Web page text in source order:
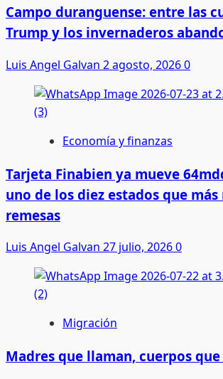
Campo duranguense: entre las
Trump y los invernaderos
Luis Angel Galvan 2 agosto, 20260
Economía y finanzas
Tarjeta Finabien ya mueve
uno de los diez estados que
remesas
Luis Angel Galvan 27 julio, 20260
Migración
Madres que llaman, cuerpos